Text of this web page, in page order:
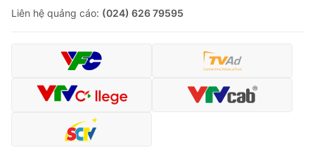
Liên hệ quảng cáo: (024) 626 79595